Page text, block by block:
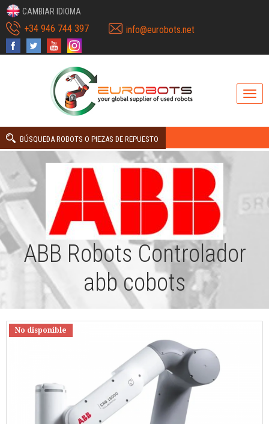
CAMBIAR IDIOMA
+34 946 744 397 info@eurobots.net
BÚSQUEDA ROBOTS O PIEZAS DE REPUESTO
ABB Robots Controlador
abb cobots
No disponible